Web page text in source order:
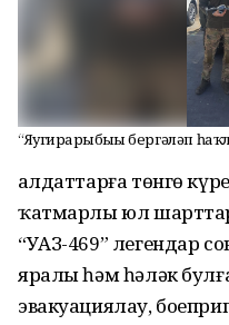
“Яугирҙарыбыҙҙы бергәләп
Һалдаттарға төнгө
ҡатмарлы юл
“УАЗ-469” легендар
яралы һәм һәләк
эвакуациялау,